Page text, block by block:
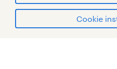
Cookie